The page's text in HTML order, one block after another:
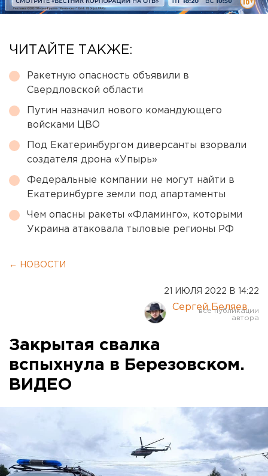
ЧИТАЙТЕ ТАКЖЕ:
Ракетную опасность объявили в
Свердловской области
Путин назначил нового командующего
войсками ЦВО
Под Екатеринбургом диверсанты взорвали
создателя дрона «Упырь»
Федеральные компании не могут найти в
Екатеринбурге земли под апартаменты
Чем опасны ракеты «Фламинго», которыми
Украина атаковала тыловые регионы РФ
← НОВОСТИ
21 ИЮЛЯ 2022 В 14:22
Сергей Беляев
Закрытая свалка
вспыхнула в Березовском.
ВИДЕО